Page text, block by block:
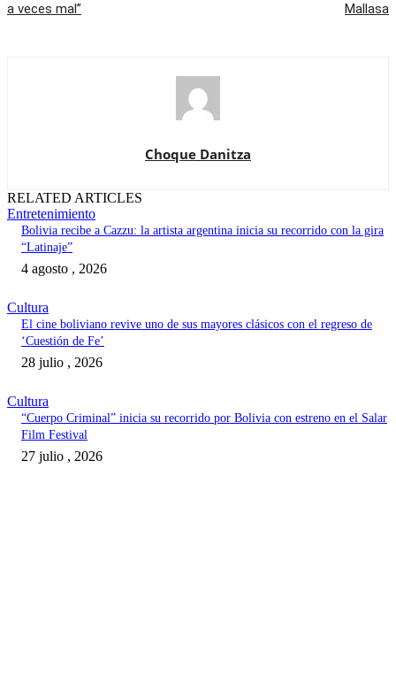
a veces mal”
Mallasa
Choque Danitza
RELATED ARTICLES
Entretenimiento
Bolivia recibe a Cazzu: la artista argentina inicia su recorrido con la gira
“Latinaje”
4 agosto , 2026
Cultura
El cine boliviano revive uno de sus mayores clásicos con el regreso de
‘Cuestión de Fe’
28 julio , 2026
Cultura
“Cuerpo Criminal” inicia su recorrido por Bolivia con estreno en el Salar
Film Festival
27 julio , 2026